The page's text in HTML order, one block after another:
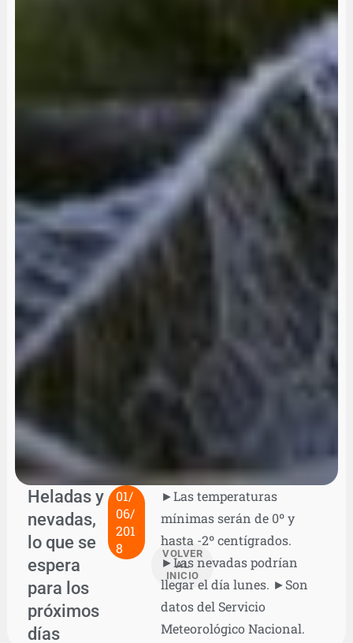
Heladas y
nevadas,
lo que se
espera
para los
próximos
días
01/
06/
201
8
VOLVER
AL
INICIO
►Las temperaturas
mínimas serán de 0º y
hasta -2º centígrados.
►Las nevadas podrían
llegar el día lunes. ►Son
datos del Servicio
Meteorológico Nacional.